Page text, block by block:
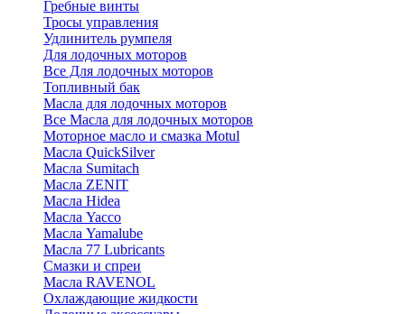
Гребные винты
Тросы управления
Удлинитель румпеля
Для лодочных моторов
Все Для лодочных моторов
Топливный бак
Масла для лодочных моторов
Все Масла для лодочных моторов
Моторное масло и смазка Motul
Масла QuickSilver
Масла Sumitach
Масла ZENIT
Масла Hidea
Масла Yacco
Масла Yamalube
Масла 77 Lubricants
Смазки и спреи
Масла RAVENOL
Охлаждающие жидкости